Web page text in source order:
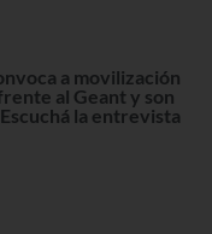
a movilización
al Geant y son
la entrevista